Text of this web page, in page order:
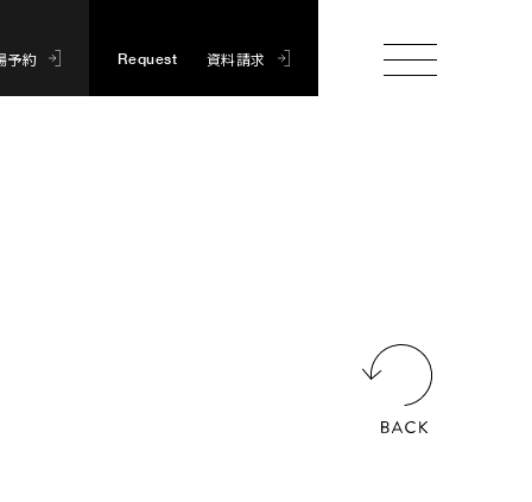
予約 Request 資料請求